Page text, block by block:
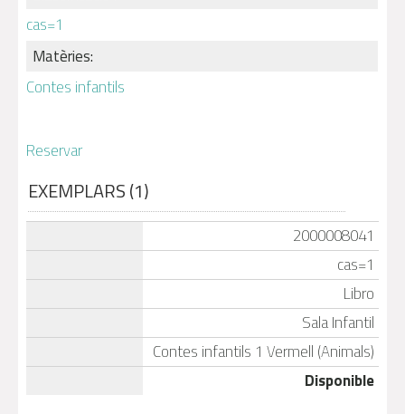
cas=1
Matèries:
Contes infantils
Reservar
EXEMPLARS (1)
2000008041
cas=1
Libro
Sala Infantil
Contes infantils 1 Vermell (Animals)
Disponible